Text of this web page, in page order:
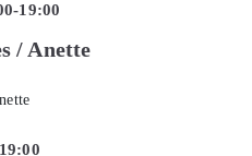
19:00
/ Anette